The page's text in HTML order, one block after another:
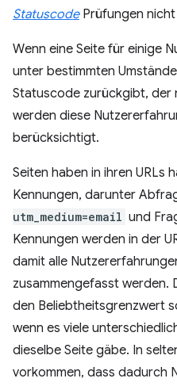
StatuscodePrüfungen
Wenn eine Seite für einige
unter bestimmten
Statuscode zurückgibt, der
werden diese
berücksichtigt.
Seiten haben in ihren URLs
Kennungen, darunter
utm_medium=email und
Kennungen werden in der
damit alle
zusammengefasst werden.
den Beliebtheitsgrenzwert
wenn es viele
dieselbe Seite gäbe. In
vorkommen, dass dadurch